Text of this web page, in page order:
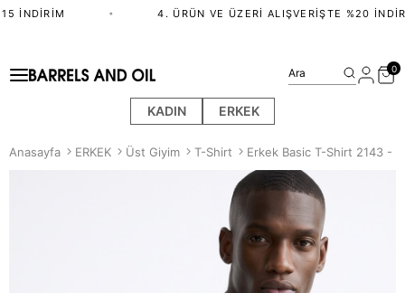
İNDIRIM 4. ÜRÜN VE ÜZERI ALIŞVERIŞTE %20
KADIN ERKEK
Ara 0
Anasayfa ERKEK Üst Giyim T-Shirt Erkek Basic T-Shirt 2143 -